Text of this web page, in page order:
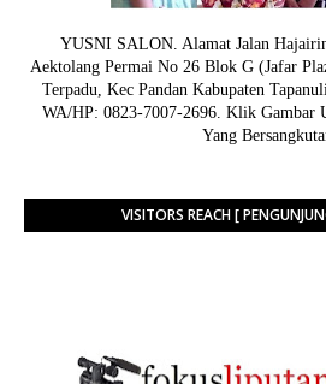
YUSNI SALON. Alamat Jalan
Aektolang Permai No 26 Blok G (Jafar
Terpadu, Kec Pandan Kabupaten
WA/HP: 0823-7007-2696. Klik Gambar
Yang
VISITORS REACH [